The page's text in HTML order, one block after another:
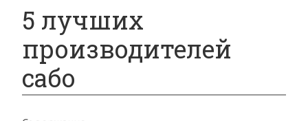
5 лучших
производителей
сабо